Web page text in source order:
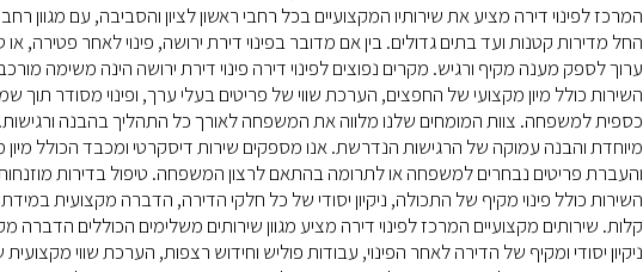
המרכז לפינוי דירה מציע את שירותיו המקצועיים בכל רחבי ראשון לציון והסביבה, עם מגוון
החל מדירות קטנות ועד בתים גדולים. בין אם מדובר בפינוי דירת ירושה, פינוי לאחר פטירה,
ערוך לספק מענה מקיף ורגיש. מקרים נפוצים לפינוי דירה פינוי דירת ירושה הינה משימה
השירות כולל מיון מקצועי של החפצים, הערכת שווי של פריטים בעלי ערך, ופינוי מסודר תוך
כספית למשפחה. צוות המומחים שלנו מלווה את המשפחה לאורך כל התהליך בהבנה ורגישות.
מיוחדת והבנה עמוקה של הרגישות הנדרשת. אנו מספקים שירות דיסקרטי ומכבד הכולל
והעברת פריטים נבחרים למשפחה או לתרומה בהתאם לרצון המשפחה. טיפול בדירות
השירות כולל פינוי מקיף של התכולה, ניקיון יסודי של כל חלקי הדירה, הדברה מקצועית
קלות. שירותים מקצועיים המרכז לפינוי דירה מציע מגוון שירותים משלימים הכוללים הדברה
ניקיון יסודי ומקיף של הדירה לאחר הפינוי, עבודות פוליש וחידוש רצפות, הערכת שווי